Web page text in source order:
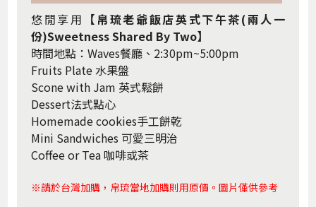
悠閒享用 【帛琉老爺飯店英式下午茶(兩人一
份)Sweetness Shared By Two】
時間地點：Waves餐廳、2:30pm~5:00pm
Fruits Plate 水果盤
Scone with Jam 英式鬆餅
Dessert法式點心
Homemade cookies手工餅乾
Mini Sandwiches 可愛三明治
Coffee or Tea 咖啡或茶
※請於台灣加購，帛琉當地加購則用原價。圖片僅供參考